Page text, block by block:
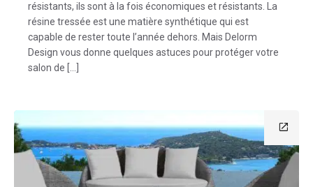
résistants, ils sont à la fois économiques et résistants. La
résine tressée est une matière synthétique qui est
capable de rester toute l’année dehors. Mais Delorm
Design vous donne quelques astuces pour protéger votre
salon de […]